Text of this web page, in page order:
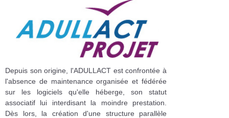
Depuis son origine, l'ADULLACT est confrontée à
l'absence de maintenance organisée et fédérée
sur les logiciels qu'elle héberge, son statut
associatif lui interdisant la moindre prestation.
Dès lors, la création d'une structure parallèle